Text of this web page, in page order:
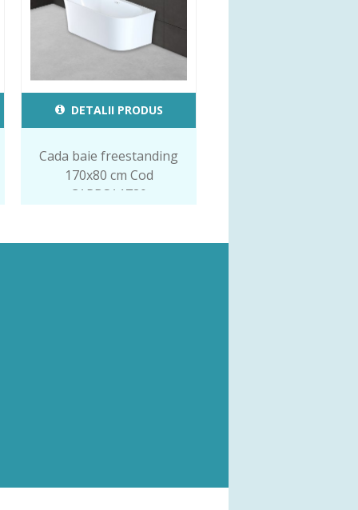
DETALII PRODUS
Cada baie freestanding
170x80 cm Cod
CARBSA1780